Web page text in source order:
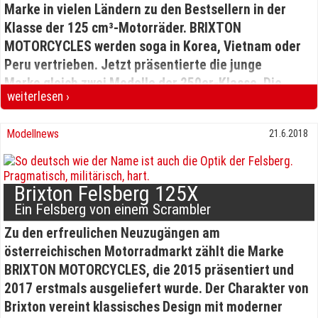
Nockenwellen und Vierventiltechnik besitzen. In der
Leistung will man das gesetzliche Limitz der A2-
Führerscheinklasse mit 35 kW/48 PS voll
ausschöpfen. Dazu erhält das hübsch designte Naked
Bike einen neuen LED-Scheinwerfer, der ebenfalls
exklusiv für dieses Topmodell entwickelt wurde. Die
x-förmige Gestaltung der Tankseiten nimmt auf das X
im Markennamen Bezug.
Marke in vielen Ländern zu den Bestsellern in der
Klasse der 125 cm³-Motorräder. BRIXTON
MOTORCYCLES werden soga in Korea, Vietnam oder
Peru vertrieben. Jetzt präsentierte die junge
Marke gleich zwei Modelle der 250er-Klasse. Die
Glanville 250 X wurde bereits bei der EICMA 2017
sich hierbei um ein komplett neu gezeichnetes
Modell, das mit KOSO LED-Blinkern im Lenker, LED-
Scheinwerfer im BRIXTON-Design, LED-Rücklicht und
seitlich montiertem Kennzeichenhalter
eigenständigen Stil beweist.
weiterlesen ›
Brixton Glanville 250 und Saxby 250 Zweifach aufgedoppelt
21.6.2018
Modellnews
Brixton Felsberg 125X
Ein Felsberg von einem Scrambler
Zu den erfreulichen Neuzugängen am
österreichischen Motorradmarkt zählt die Marke
BRIXTON MOTORCYCLES, die 2015 präsentiert und
2017 erstmals ausgeliefert wurde. Der Charakter von
Brixton vereint klassisches Design mit moderner